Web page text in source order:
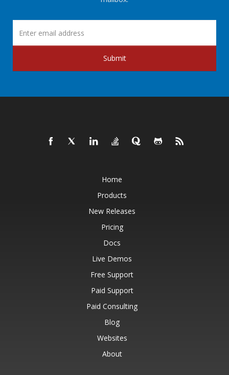
Submit
Home
Products
New Releases
Pricing
Docs
Live Demos
Free Support
Paid Support
Paid Consulting
Blog
Websites
About